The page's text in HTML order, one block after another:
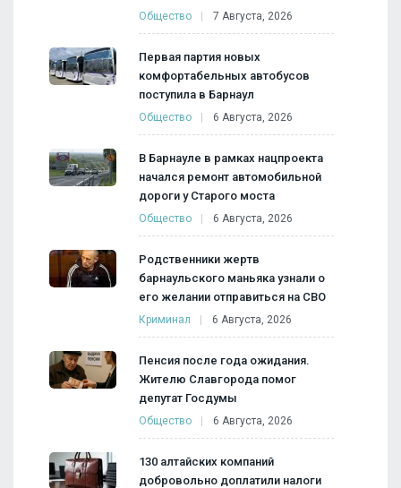
Общество 7 Августа, 2026
Первая партия новых
комфортабельных автобусов
поступила в Барнаул
Общество 6 Августа, 2026
В Барнауле в рамках нацпроекта
начался ремонт автомобильной
дороги у Старого моста
Общество 6 Августа, 2026
Родственники жертв
барнаульского маньяка узнали о
его желании отправиться на СВО
Криминал 6 Августа, 2026
Пенсия после года ожидания.
Жителю Славгорода помог
депутат Госдумы
Общество 6 Августа, 2026
130 алтайских компаний
добровольно доплатили налоги